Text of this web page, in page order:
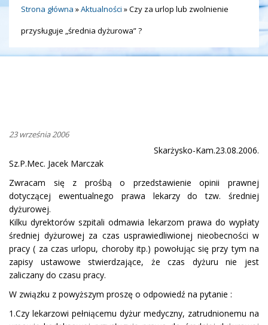
Strona główna »Aktualności »Czy za urlop lub zwolnienie
przysługuje „średnia dyżurowa” ?
23 września 2006
Skarżysko-Kam.23.08.2006.
Sz.P.Mec. Jacek Marczak
Zwracam się z prośbą o przedstawienie opinii prawnej
dotyczącej ewentualnego prawa lekarzy do tzw. średniej
dyżurowej.
Kilku dyrektorów szpitali odmawia lekarzom prawa do wypłaty
średniej dyżurowej za czas usprawiedliwionej nieobecności w
pracy ( za czas urlopu, choroby itp.) powołując się przy tym na
zapisy ustawowe stwierdzające, że czas dyżuru nie jest
zaliczany do czasu pracy.
W związku z powyższym proszę o odpowiedź na pytanie :
1.Czy lekarzowi pełniącemu dyżur medyczny, zatrudnionemu na